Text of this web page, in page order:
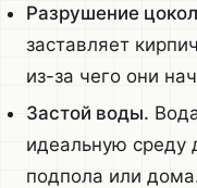
Разрушение
заставляет
из-за чего они
Застой воды.
идеальную среду
подпола или